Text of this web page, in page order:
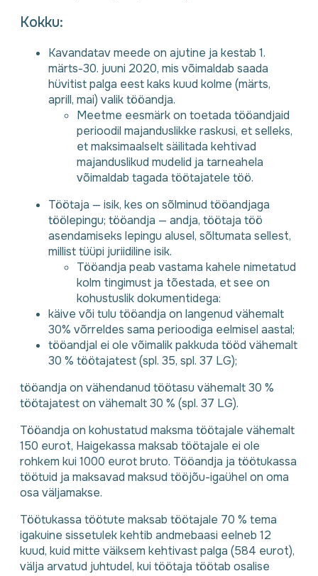
Kokku:
Kavandatav meede on ajutine ja kestab 1.
märts-30. juuni 2020, mis võimaldab saada
hüvitist palga eest kaks kuud kolme (märts,
aprill, mai) valik tööandja.
Meetme eesmärk on toetada tööandjaid
perioodil majanduslikke raskusi, et selleks,
et maksimaalselt säilitada kehtivad
majanduslikud mudelid ja tarneahela
võimaldab tagada töötajatele töö.
Töötaja — isik, kes on sõlminud tööandjaga
töölepingu; tööandja — andja, töötaja töö
asendamiseks lepingu alusel, sõltumata sellest,
millist tüüpi juriidiline isik.
Tööandja peab vastama kahele nimetatud
kolm tingimust ja tõestada, et see on
kohustuslik dokumentidega:
käive või tulu tööandja on langenud vähemalt
30% võrreldes sama perioodiga eelmisel aastal;
tööandjal ei ole võimalik pakkuda tööd vähemalt
30 % töötajatest (spl. 35, spl. 37 LG);
tööandja on vähendanud töötasu vähemalt 30 %
töötajatest on vähemalt 30 % (spl. 37 LG).
Tööandja on kohustatud maksma töötajale vähemalt
150 eurot, Haigekassa maksab töötajale ei ole
rohkem kui 1000 eurot bruto. Tööandja ja töötukassa
töötuid ja maksavad maksud tööjõu-igaühel on oma
osa väljamakse.
Töötukassa töötute maksab töötajale 70 % tema
igakuine sissetulek kehtib andmebaasi eelneb 12
kuud, kuid mitte väiksem kehtivast palga (584 eurot),
välja arvatud juhtudel, kui töötaja töötab osalise